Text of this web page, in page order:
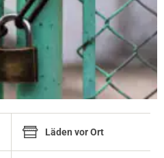
Läden vor Ort